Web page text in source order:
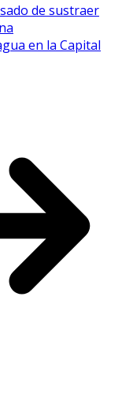
de sustraer
en la Capital